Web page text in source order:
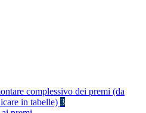
complessivo dei premi (da
in tabelle) 3